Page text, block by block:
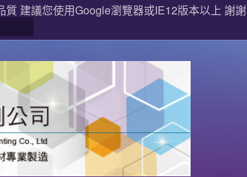
質 建議您使用Google瀏覽器或IE12版本以上 謝謝